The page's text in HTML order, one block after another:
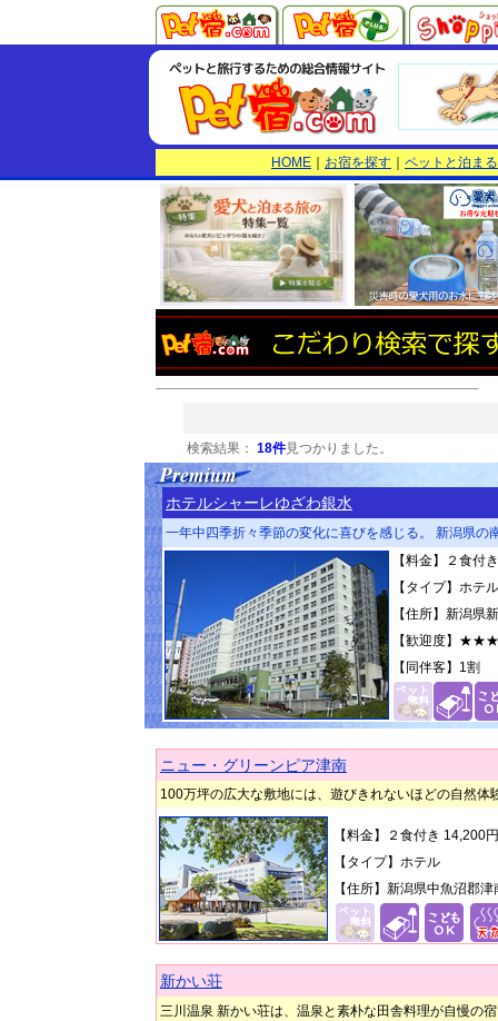
HOME お宿を探す ペットと泊ま
検索結果： 18件見つかりました。
ホテルシャーレゆざわ銀水
一年中四季折々季節の変化に喜びを感じる。 新潟県
【料金】２食付
【タイプ】ホテル
【住所】新潟県
【歓迎度】
【同伴客】 1割
ニュー・グリーンピア津南
100万坪の広大な敷地には、遊びきれないほどの自然
【料金】２食付き 14,200
【タイプ】ホテル
【住所】新潟県中魚沼郡
新かい荘
三川温泉 新かい荘は、温泉と素朴な田舎料理が自慢の